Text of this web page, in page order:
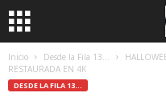
Inicio Desde la Fila 13...
RESTAURADA EN 4K
DESDE LA FILA 13...